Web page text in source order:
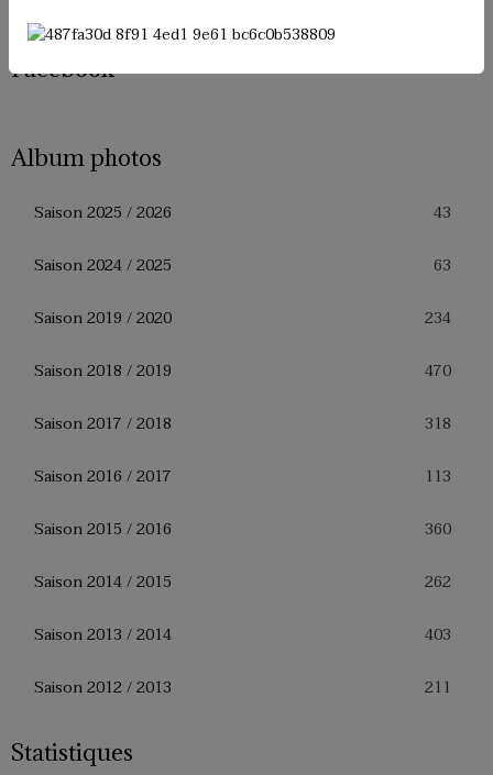
Facebook
Album photos
Saison 2025 / 2026 43
Saison 2024 / 2025 63
Saison 2019 / 2020 234
Saison 2018 / 2019 470
Saison 2017 / 2018 318
Saison 2016 / 2017 113
Saison 2015 / 2016 360
Saison 2014 / 2015 262
Saison 2013 / 2014 403
Saison 2012 / 2013 211
Statistiques